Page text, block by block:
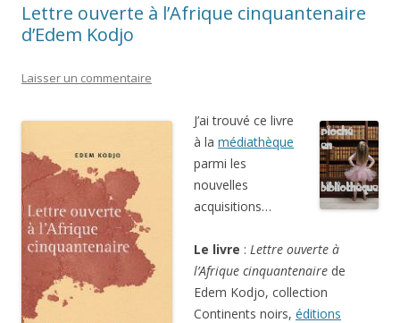
Lettre ouverte à l’Afrique cinquantenaire
d’Edem Kodjo
Laisser un commentaire
J’ai trouvé ce livre
à la médiathèque
parmi les
nouvelles
acquisitions…
Le livre : Lettre ouverte à
l’Afrique cinquantenaire de
Edem Kodjo, collection
Continents noirs, éditions